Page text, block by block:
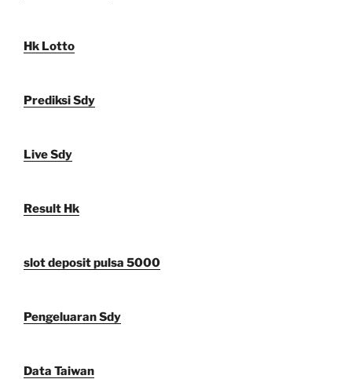
Hk Lotto
Prediksi Sdy
Live Sdy
Result Hk
slot deposit pulsa 5000
Pengeluaran Sdy
Data Taiwan